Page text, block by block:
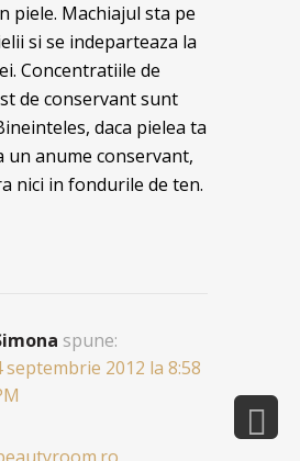
piele. Machiajul sta pe
si se indeparteaza la
Concentratiile de
de conservant sunt
daca pielea ta
un anume conservant,
nici in fondurile de ten.
spune:
septembrie 2012 la 8:58